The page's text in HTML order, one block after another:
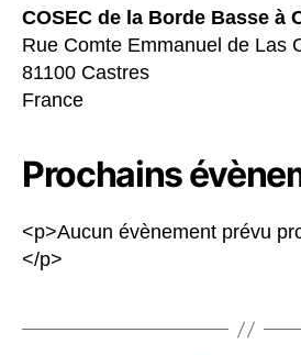
COSEC de la Borde Basse à
Rue Comte Emmanuel de Las
81100 Castres
France
Prochains
<p>Aucun évènement prévu
</p>